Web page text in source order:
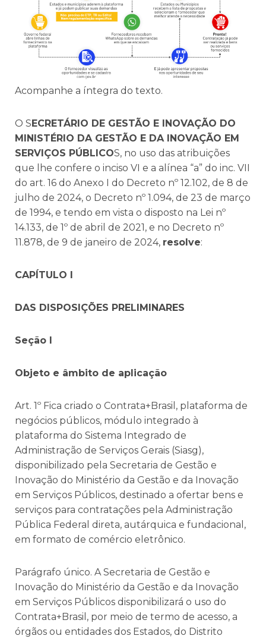
Acompanhe a íntegra do texto.
O S ECRETÁRIO DE GESTÃO E INOVAÇÃO DO
MINISTÉRIO DA GESTÃO E DA INOVAÇÃO EM
SERVIÇOS PÚBLICOS, no uso das atribuições
que lhe confere o inciso VI e a alínea “a” do inc. VII
do art. 16 do Anexo I do Decreto nº 12.102, de 8 de
julho de 2024, o Decreto nº 1.094, de 23 de março
de 1994, e tendo em vista o disposto na Lei nº
14.133, de 1º de abril de 2021, e no Decreto nº
11.878, de 9 de janeiro de 2024, resolve:
CAPÍTULO I
DAS DISPOSIÇÕES PRELIMINARES
Seção I
Objeto e âmbito de aplicação
Art. 1º Fica criado o Contrata+Brasil, plataforma de
negócios públicos, módulo integrado à
plataforma do Sistema Integrado de
Administração de Serviços Gerais (Siasg),
disponibilizado pela Secretaria de Gestão e
Inovação do Ministério da Gestão e da Inovação
em Serviços Públicos, destinado a ofertar bens e
serviços para contratações pela Administração
Pública Federal direta, autárquica e fundacional,
em formato de comércio eletrônico.
Parágrafo único. A Secretaria de Gestão e
Inovação do Ministério da Gestão e da Inovação
em Serviços Públicos disponibilizará o uso do
Contrata+Brasil, por meio de termo de acesso, a
órgãos ou entidades dos Estados, do Distrito